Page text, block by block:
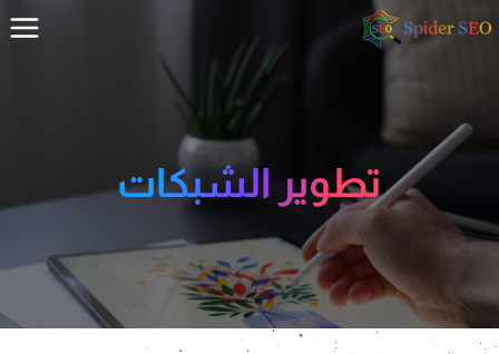
تطوير الشبكات